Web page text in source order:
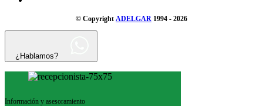
© Copyright ADELGAR 1994 - 2026
¿Hablamos?
Información y asesoramiento